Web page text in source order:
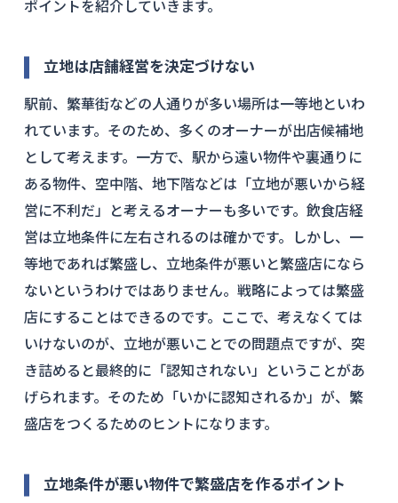
ポイントを紹介していきます。
立地は店舗経営を決定づけない
駅前、繁華街などの人通りが多い場所は一等地といわ
れています。そのため、多くのオーナーが出店候補地
として考えます。一方で、駅から遠い物件や裏通りに
ある物件、空中階、地下階などは「立地が悪いから経
営に不利だ」と考えるオーナーも多いです。飲食店経
営は立地条件に左右されるのは確かです。しかし、一
等地であれば繁盛し、立地条件が悪いと繁盛店になら
ないというわけではありません。戦略によっては繁盛
店にすることはできるのです。ここで、考えなくては
いけないのが、立地が悪いことでの問題点ですが、突
き詰めると最終的に「認知されない」ということがあ
げられます。そのため「いかに認知されるか」が、繁
盛店をつくるためのヒントになります。
立地条件が悪い物件で繁盛店を作るポイント